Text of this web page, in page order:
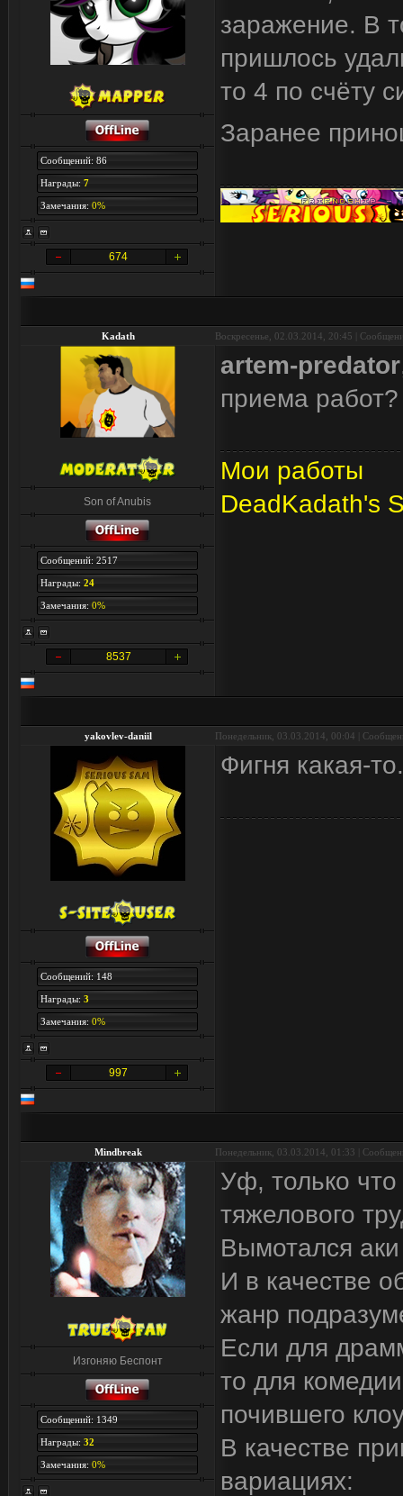
Сообщений: 86
Награды: 7
Замечания: 0%
674
заражение. В
пришлось
то 4 по счёту
Заранее
Kadath Воскресенье, 02.03.2014, 20:45 |
Son of Anubis
Сообщений: 2517
Награды: 24
Замечания: 0%
8537
artem-predator
приема
Мои работы
DeadKadath's
yakovlev-daniil Понедельник, 03.03.2014, 00:04 |
Сообщений: 148
Награды: 3
Замечания: 0%
997
Фигня какая-
Mindbreak Понедельник, 03.03.2014, 01:33 |
Изгоняю Беспонт
Сообщений: 1349
Награды: 32
Замечания: 0%
Уф, только
тяжелового
Вымотался
И в качестве
жанр
Если для
то для
почившего
В качестве
вариациях: